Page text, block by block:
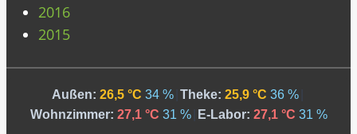
2016
2015
Außen: 26,5 °C 34 % Theke: 25,9 °C 36 %
Wohnzimmer: 27,1 °C 31 % E-Labor: 27,1 °C 31 %